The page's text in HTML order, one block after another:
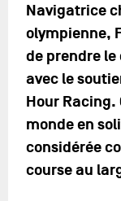
Navigatrice
olympienne,
de prendre le
avec le
Hour
monde en
considérée
course au